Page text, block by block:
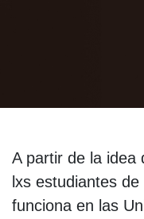
A partir de la idea
lxs estudiantes
funciona en las